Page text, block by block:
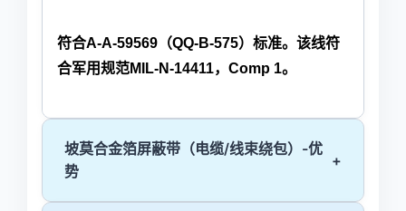
符合A-A-59569（QQ-B-575）标准。该线符
合军用规范MIL-N-14411，Comp 1。
坡莫合金箔屏蔽带（电缆/线束绕包）-优
势
+